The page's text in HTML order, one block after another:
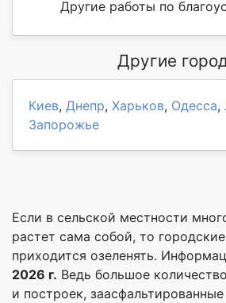
Другие работы по
Другие
Киев, Днепр, Харьков, Одесса,
Запорожье
Если в сельской местности
растет сама собой, то
приходится озеленять.
2026 г. Ведь большое
и построек,